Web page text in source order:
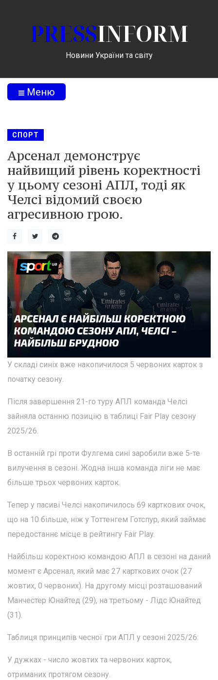
PRESSINFORM
Новини України та світу
Меню
СПОРТ
Арсенал демонструє
найвищий рівень коректності
у цьому сезоні АПЛ, тоді як
Челсі відомий своєю
агресивною грою.
У складі синіх вже накопичилося 5 червоних карток з
початку сезону.
Після завершення 21-го туру АПЛ команда Челсі
зайняла останню позицію в таблиці Fair Play сезону
2025/26.
В останній грі проти Фулгема сині заробили вже 5-те
вилучення в сезоні. Жодна інша команда ліги не має
більше трьох червоних карток.
Тепер у пасиві Челсі накопичилось 69 карткових очок,
що на 10 більше, ніж у Тоттенгем Готспур, який займає
передостаннє місце в рейтингу Fair Play.
Найбільш коректною командою АПЛ в сезоні на даний
момент є Арсенал, який має 27 карткових очок (27
жовтих, 0 червоних). На другому місці розташований
Манчестер Юнайтед (29), на третьому - Лідс Юнайтед
(31).
Таблиця принципів чесної гри АПЛ у сезоні 2025/26:
У дужках - число жовтих та червоних карток,
отриманих протягом сезону.